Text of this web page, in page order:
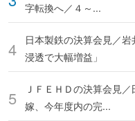
字転換へ／４～...
日本製鉄の決算会見／
浸透で大幅増益」
ＪＦＥＨＤの決算会見
嫁、今年度内の完...